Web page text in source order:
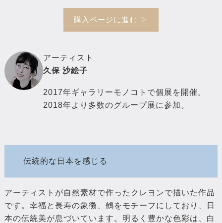
購入ページに進む ▷
アーティスト
久保 沙絵子
2017年ギャラリーモノコトで個展を開催。
2018年より多数のグループ展に参加。
伝統的な日本を感じる
アーティストが自然素材で作ったクレヨンで描いた作品
です。幸福と長寿の象徴、鶴をモチーフにしており、日
本の伝統美が息づいています。明るく豊かな色彩は、白